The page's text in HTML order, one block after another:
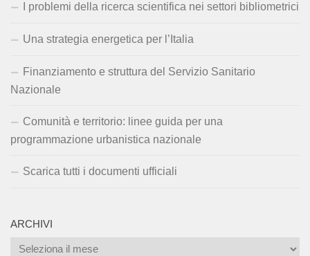
I problemi della ricerca scientifica nei settori bibliometrici
Una strategia energetica per l’Italia
Finanziamento e struttura del Servizio Sanitario
Nazionale
Comunità e territorio: linee guida per una
programmazione urbanistica nazionale
Scarica tutti i documenti ufficiali
ARCHIVI
Archivi